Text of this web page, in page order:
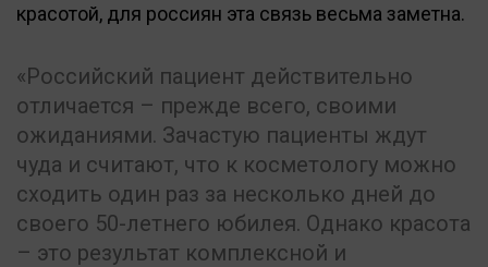
красотой, для россиян эта связь весьма заметна.
Российский пациент действительно
отличается – прежде всего, своими
ожиданиями. Зачастую пациенты ждут
чуда и считают, что к косметологу можно
сходить один раз за несколько дней до
своего 50-летнего юбилея. Однако красота
– это результат комплексной и